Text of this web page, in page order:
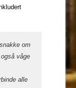
om
våge
alle